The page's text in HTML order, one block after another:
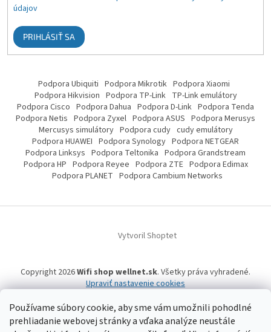
Používame súbory cookie, aby sme vám umožnili pohodlné
prehliadanie webovej stránky a vďaka analýze neustále
údajov
PRIHLÁSIŤ SA
Podpora Ubiquiti Podpora Mikrotik Podpora Xiaomi
Podpora Hikvision Podpora TP-Link TP-Link emulátory
Podpora Cisco Podpora Dahua Podpora D-Link Podpora Tenda
Podpora Netis Podpora Zyxel Podpora ASUS Podpora Merusys
Mercusys simulátory Podpora cudy cudy emulátory
Podpora HUAWEI Podpora Synology Podpora NETGEAR
Podpora Linksys Podpora Teltonika Podpora Grandstream
Podpora HP Podpora Reyee Podpora ZTE Podpora Edimax
Podpora PLANET Podpora Cambium Networks
Vytvoril Shoptet
Copyright 2026Wifi shop wellnet.sk. Všetky práva vyhradené.
Upraviť nastavenie cookies
Wifi shop wellnet.sk prevádzkuje spoločnosť WELLNET, s.r.o.,IČO: 36484610,